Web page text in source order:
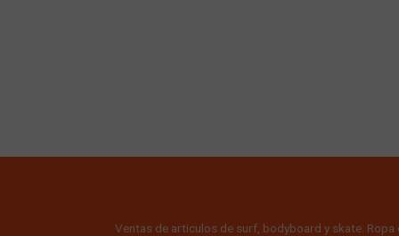
Ventas de articulos de surf, bodyboard y skate. Ropa